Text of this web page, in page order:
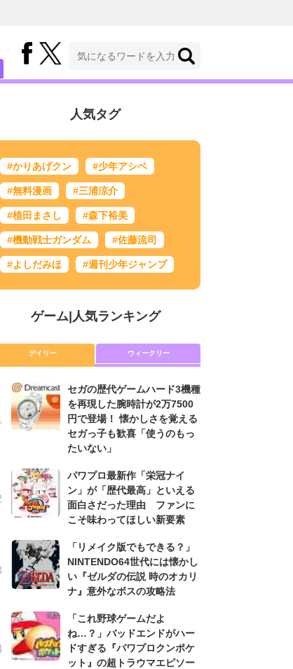
人気タグ
#かりあげクン #少年アシベ
#無料漫画 #三浦涼介
#植田まさし #森下裕美
#機動戦士ガンダム #佐藤流司
#よしだみほ #週刊少年ジャンプ
ゲーム| 人気ランキング
デイリー ウィークリー
セガの歴代ゲームハード3機種
を再現した腕時計が2万7500
円で登場！ 懐かしさを覚える
セガっ子も歓喜「使うのもっ
たいない」
パワプロ最新作「栄冠ナイ
ン」が「歴代最高」といえる
面白さだった理由 ファンに
こそ味わってほしい新要素
「リメイク版でもできる？」
NINTENDO64世代には懐かし
い『ゼルダの伝説 時のオカリ
ナ』意外なボスの攻略法
「これ野球ゲームだよ
ね…？」バッドエンドがハー
ドすぎる『パワプロクンポケ
ット』の超トラウマエピソー